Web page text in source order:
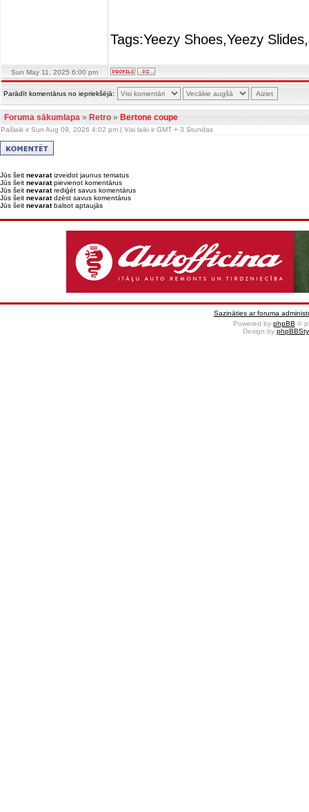
Tags:Yeezy Shoes,Yeezy
Sun May 11, 2025 6:00 pm
Parādīt komentārus no iepriekšējā:
Foruma sākumlapa»Retro»Bertone coupe
Pašlaik ir Sun Aug 09, 2026 4:02 pm | Visi laiki ir GMT + 3 Stundas
Jūs šeit nevaratizveidot jaunus tematus
Jūs šeit nevaratpievienot komentārus
Jūs šeit nevaratrediģēt savus komentārus
Jūs šeit nevaratdzēst savus komentārus
Jūs šeit nevaratbalsot aptaujās
Sazināties ar foruma
Powered by phpBB ©
Design by